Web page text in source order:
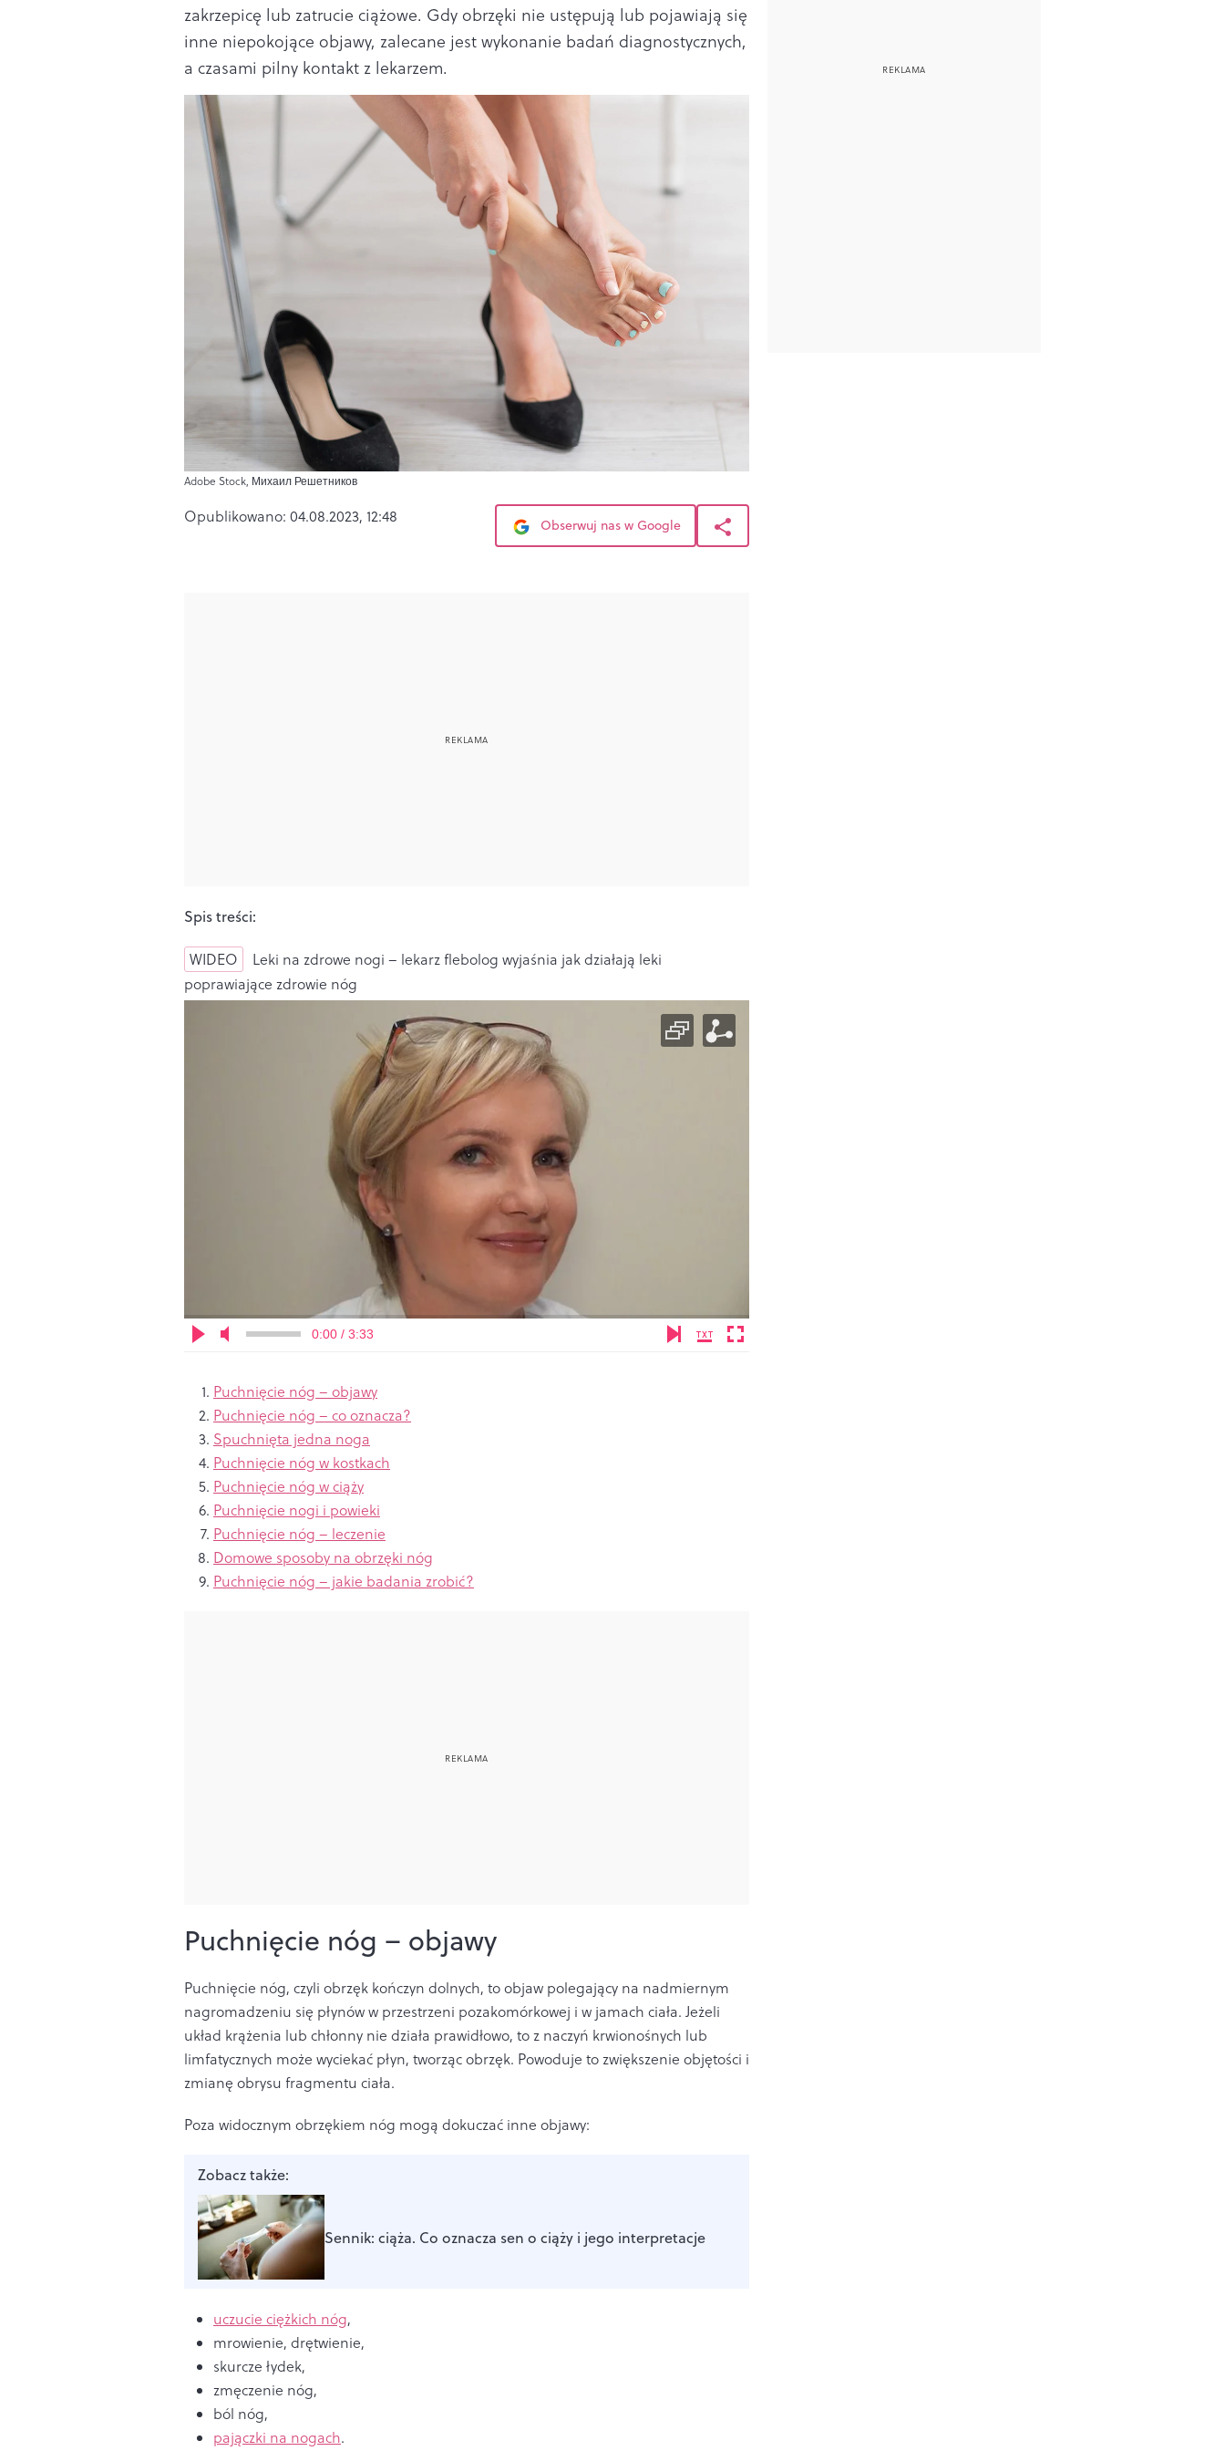
zakrzepicę lub zatrucie ciążowe. Gdy obrzęki nie ustępują lub pojawiają się
inne niepokojące objawy, zalecane jest wykonanie badań diagnostycznych,
a czasami pilny kontakt z lekarzem.
Adobe Stock, Михаил Решетников
Opublikowano: 04.08.2023, 12:48 Obserwuj nas w Google
Spis treści:
WIDEO
Leki na zdrowe nogi – lekarz flebolog wyjaśnia jak działają leki
poprawiające zdrowie nóg
0:00 / 3:33
Puchnięcie nóg – objawy
Puchnięcie nóg – co oznacza?
Spuchnięta jedna noga
Puchnięcie nóg w kostkach
Puchnięcie nóg w ciąży
Puchnięcie nogi i powieki
Puchnięcie nóg – leczenie
Domowe sposoby na obrzęki nóg
Puchnięcie nóg – jakie badania zrobić?
Puchnięcie nóg – objawy
Puchnięcie nóg, czyli obrzęk kończyn dolnych, to objaw polegający na nadmiernym
nagromadzeniu się płynów w przestrzeni pozakomórkowej i w jamach ciała. Jeżeli
układ krążenia lub chłonny nie działa prawidłowo, to z naczyń krwionośnych lub
limfatycznych może wyciekać płyn, tworząc obrzęk. Powoduje to zwiększenie objętości i
zmianę obrysu fragmentu ciała.
Poza widocznym obrzękiem nóg mogą dokuczać inne objawy:
Zobacz także:
Sennik: ciąża. Co oznacza sen o ciąży i jego interpretacje
uczucie ciężkich nóg,
mrowienie, drętwienie,
skurcze łydek,
zmęczenie nóg,
ból nóg,
pajączki na nogach.